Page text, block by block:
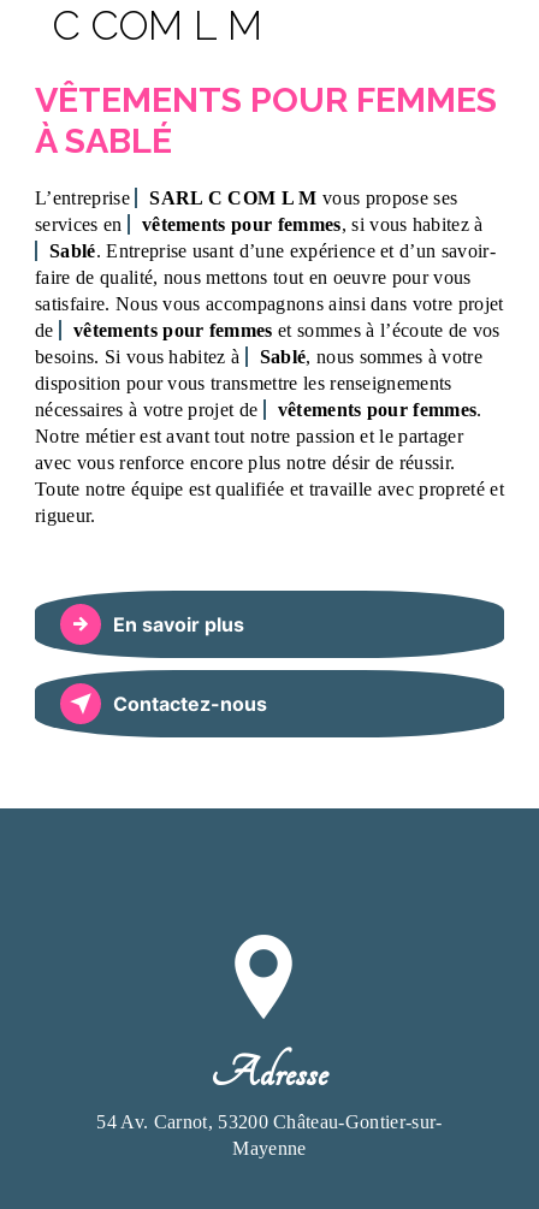
C COM L M
VÊTEMENTS POUR FEMMES
À SABLÉ
L’entreprise SARL C COM L M vous propose ses
services en
vêtements pour femmes, si vous habitez à
Sablé. Entreprise usant d’une expérience et d’un savoir-
faire de qualité, nous mettons tout en oeuvre pour vous
satisfaire. Nous vous accompagnons ainsi dans votre projet
de
vêtements pour femmes et sommes à l’écoute de vos
besoins. Si vous habitez à
Sablé, nous sommes à votre
disposition pour vous transmettre les renseignements
nécessaires à votre projet de
vêtements pour femmes.
Notre métier est avant tout notre passion et le partager
avec vous renforce encore plus notre désir de réussir.
Toute notre équipe est qualifiée et travaille avec propreté et
rigueur.
En savoir plus
Contactez-nous
Adresse
54 Av. Carnot, 53200 Château-Gontier-sur-
Mayenne